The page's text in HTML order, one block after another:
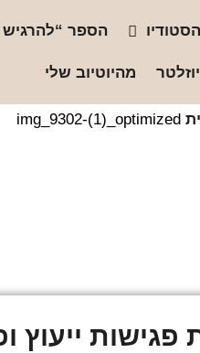
הספר “להרגיש
מהיוטיוב שלי
img_9302-(1)_optimized
פגישות ייעוץ